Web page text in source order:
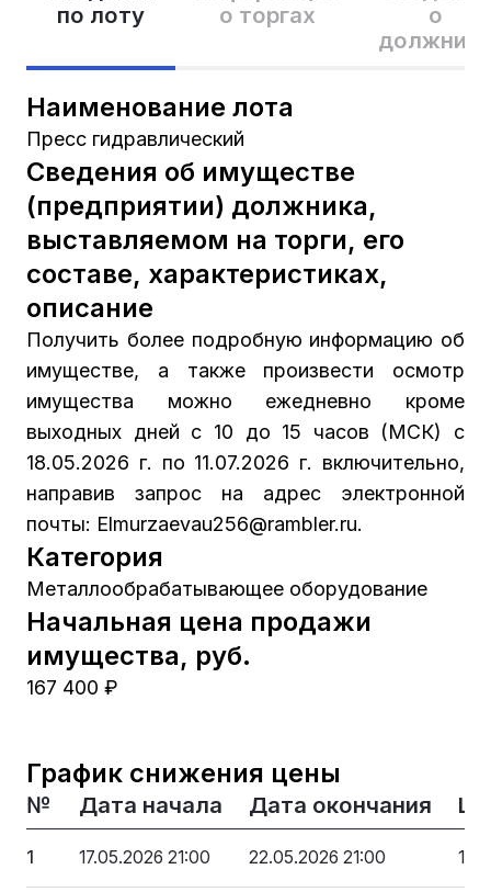
по лоту
о торгах
о
Наименование лота
Пресс гидравлический
Сведения об имуществе
(предприятии) должника,
выставляемом на торги, его
составе, характеристиках,
описание
Получить более подробную информацию об
имуществе, а также произвести осмотр
имущества можно ежедневно кроме
выходных дней с 10 до 15 часов (МСК) с
18.05.2026 г. по 11.07.2026 г. включительно,
направив запрос на адрес электронной
почты: Elmurzaevau256@rambler.ru.
Категория
Металлообрабатывающее оборудование
Начальная цена продажи
имущества, руб.
167 400 ₽
График снижения цены
№ Дата начала Дата окончания
1 17.05.2026 21:00 22.05.2026 21:00